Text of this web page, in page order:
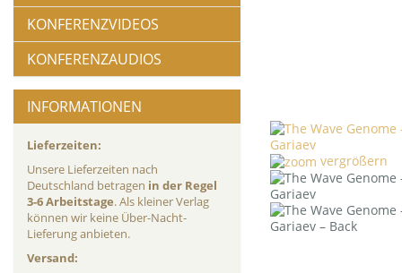
KONFERENZVIDEOS
KONFERENZAUDIOS
INFORMATIONEN
Lieferzeiten:
Unsere Lieferzeiten nach
Deutschland betragen in der Regel
3-6 Arbeitstage. Als kleiner Verlag
können wir keine Über-Nacht-
Lieferung anbieten.
Versand:
vergrößern